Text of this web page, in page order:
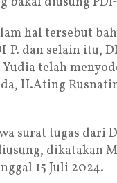
hal tersebut
P. dan selain itu,
telah
H.Ating
surat tugas dari
dikatakan
15 Juli 2024.